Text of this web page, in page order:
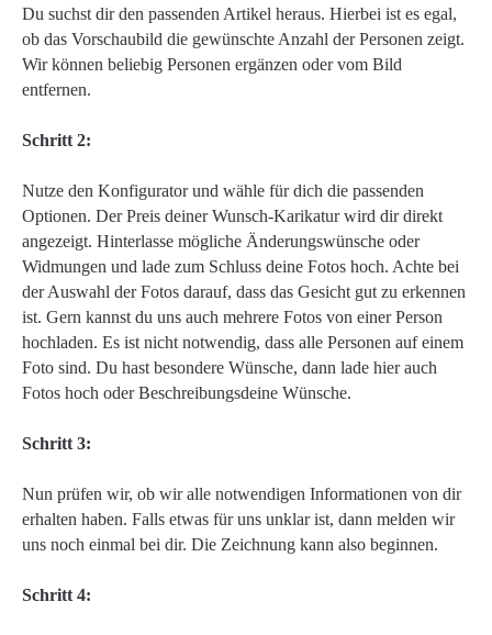
Du suchst dir den passenden Artikel heraus. Hierbei ist es egal,
ob das Vorschaubild die gewünschte Anzahl der Personen zeigt.
Wir können beliebig Personen ergänzen oder vom Bild
entfernen.
Schritt 2:
Nutze den Konfigurator und wähle für dich die passenden
Optionen. Der Preis deiner Wunsch-Karikatur wird dir direkt
angezeigt. Hinterlasse mögliche Änderungswünsche oder
Widmungen und lade zum Schluss deine Fotos hoch. Achte bei
der Auswahl der Fotos darauf, dass das Gesicht gut zu erkennen
ist. Gern kannst du uns auch mehrere Fotos von einer Person
hochladen. Es ist nicht notwendig, dass alle Personen auf einem
Foto sind. Du hast besondere Wünsche, dann lade hier auch
Fotos hoch oder Beschreibungsdeine Wünsche.
Schritt 3:
Nun prüfen wir, ob wir alle notwendigen Informationen von dir
erhalten haben. Falls etwas für uns unklar ist, dann melden wir
uns noch einmal bei dir. Die Zeichnung kann also beginnen.
Schritt 4: